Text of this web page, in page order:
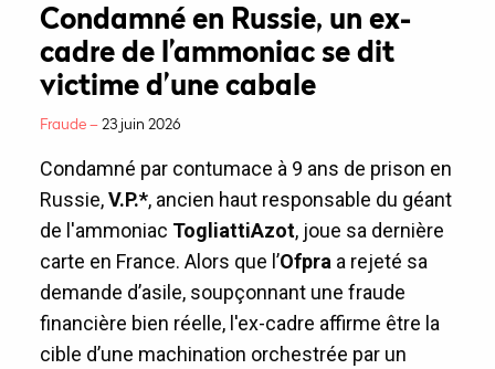
Condamné en Russie, un ex-
cadre de l’ammoniac se dit
victime d’une cabale
Fraude –23 juin 2026
Condamné par contumace à 9 ans de prison en
Russie,V.P.*, ancien haut responsable du géant
de l'ammoniac TogliattiAzot, joue sa dernière
carte en France. Alors que l’Ofpraa rejeté sa
demande d’asile, soupçonnant une fraude
financière bien réelle, l'ex-cadre affirme être la
cible d’une machination orchestrée par un